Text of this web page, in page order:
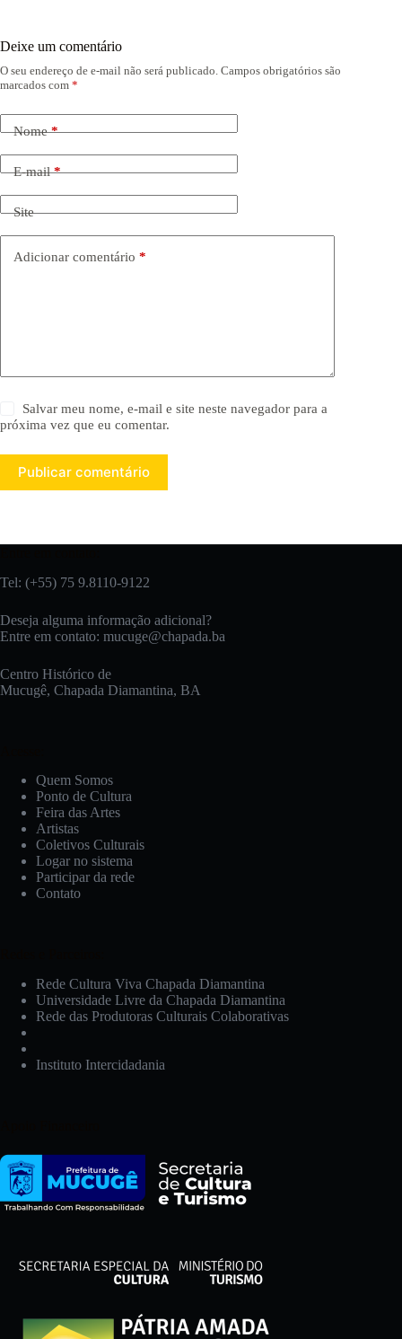
Deixe um comentário
O seu endereço de e-mail não será publicado. Campos obrigatórios são
marcados com *
Nome*
E-mail*
Site
Adicionar comentário *
Salvar meu nome, e-mail e site neste navegador para a
próxima vez que eu comentar.
Publicar comentário
Tel: (+55) 75 9.8110-9122
Deseja alguma informação adicional?
Entre em contato: mucuge@chapada.ba
Centro Histórico de
Mucugê, Chapada Diamantina, BA
Quem Somos
Ponto de Cultura
Feira das Artes
Artistas
Coletivos Culturais
Logar no sistema
Participar da rede
Contato
Rede Cultura Viva Chapada Diamantina
Universidade Livre da Chapada Diamantina
Rede das Produtoras Culturais Colaborativas
Instituto Intercidadania